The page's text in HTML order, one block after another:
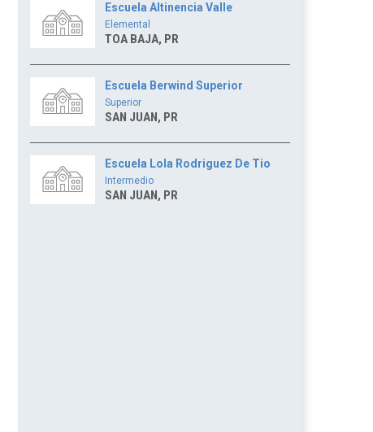
Escuela Altinencia Valle
Elemental
TOA BAJA, PR
Escuela Berwind Superior
Superior
SAN JUAN, PR
Escuela Lola Rodriguez De Tio
Intermedio
SAN JUAN, PR